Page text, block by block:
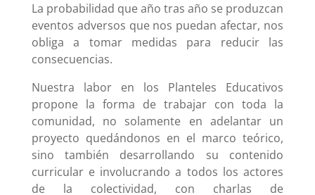
La probabilidad que año tras año se produzcan
eventos adversos que nos puedan afectar, nos
obliga a tomar medidas para reducir las
consecuencias.
Nuestra labor en los Planteles Educativos
propone la forma de trabajar con toda la
comunidad, no solamente en adelantar un
proyecto quedándonos en el marco teórico,
sino también desarrollando su contenido
curricular e involucrando a todos los actores
de la colectividad, con charlas de